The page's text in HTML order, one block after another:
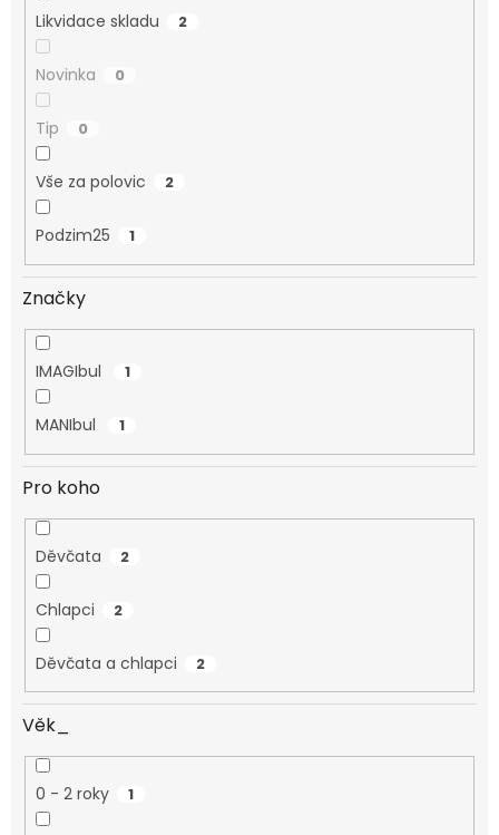
Likvidace skladu 2
Novinka 0
Tip 0
Vše za polovic 2
Podzim25 1
Značky
IMAGIbul 1
MANIbul 1
Pro koho
Děvčata 2
Chlapci 2
Děvčata a chlapci 2
Věk_
0 - 2 roky 1